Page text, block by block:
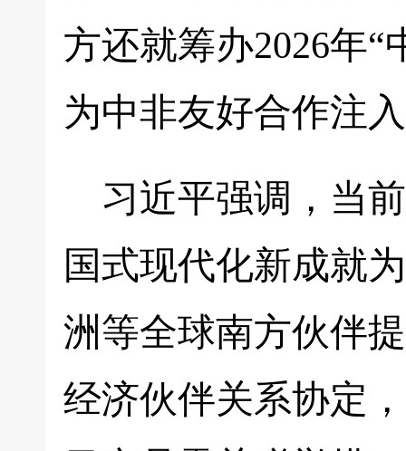
方还就筹办2026年
为中非友好合作注
习近平强调，当
国式现代化新成就
洲等全球南方伙伴
经济伙伴关系协定